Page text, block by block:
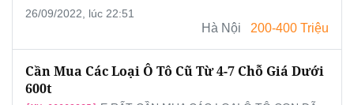
26/09/2022, lúc 22:51
Hà Nội 200-400 Triệu
Cần Mua Các Loại Ô Tô Cũ Từ 4-7 Chỗ Giá Dưới
600t